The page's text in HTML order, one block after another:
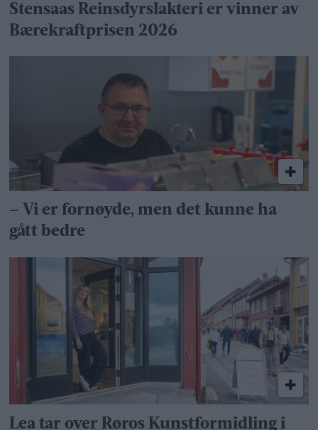
Stensaas Reinsdyrslakteri er vinner av
Bærekraftprisen 2026
– Vi er fornøyde, men det kunne ha
gått bedre
Lea tar over Røros Kunstformidling i